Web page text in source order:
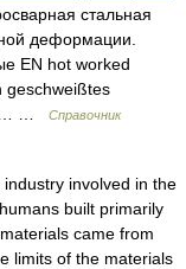
стальная
деформации.
EN hot worked
geschweißtes
…
Справочник
involved in the
built primarily
came from
limits of the materials